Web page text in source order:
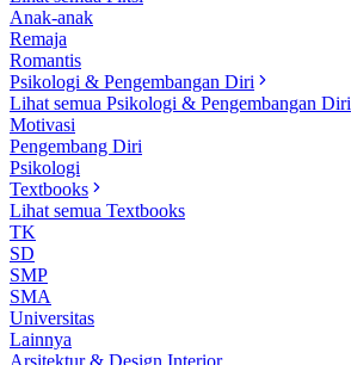
Anak-anak
Remaja
Romantis
Psikologi & Pengembangan Diri
Lihat semua Psikologi & Pengembangan Diri
Motivasi
Pengembang Diri
Psikologi
Textbooks
Lihat semua Textbooks
TK
SD
SMP
SMA
Universitas
Lainnya
Arsitektur & Design Interior